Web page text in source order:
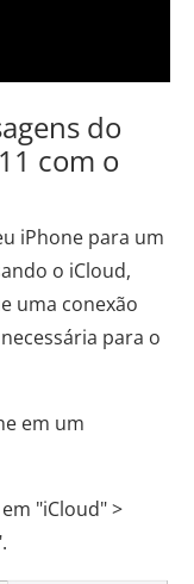
do
com o
iPhone para um
o iCloud,
uma conexão
para o
em um
"iCloud" >